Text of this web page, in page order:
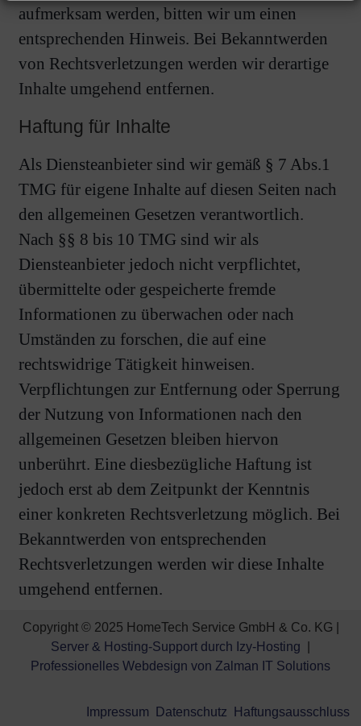
aufmerksam werden, bitten wir um einen
entsprechenden Hinweis. Bei Bekanntwerden
von Rechtsverletzungen werden wir derartige
Inhalte umgehend entfernen.
Haftung für Inhalte
Als Diensteanbieter sind wir gemäß § 7 Abs.1
TMG für eigene Inhalte auf diesen Seiten nach
den allgemeinen Gesetzen verantwortlich.
Nach §§ 8 bis 10 TMG sind wir als
Diensteanbieter jedoch nicht verpflichtet,
übermittelte oder gespeicherte fremde
Informationen zu überwachen oder nach
Umständen zu forschen, die auf eine
rechtswidrige Tätigkeit hinweisen.
Verpflichtungen zur Entfernung oder Sperrung
der Nutzung von Informationen nach den
allgemeinen Gesetzen bleiben hiervon
unberührt. Eine diesbezügliche Haftung ist
jedoch erst ab dem Zeitpunkt der Kenntnis
einer konkreten Rechtsverletzung möglich. Bei
Bekanntwerden von entsprechenden
Rechtsverletzungen werden wir diese Inhalte
umgehend entfernen.
Copyright © 2025 HomeTech Service GmbH & Co. KG |
Server & Hosting-Support durch Izy-Hosting
Professionelles Webdesign von Zalman IT Solutions
Impressum Datenschutz Haftungsausschluss